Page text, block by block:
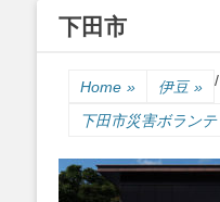
下田市
Home » 伊豆 » /
下田市災害ボラン